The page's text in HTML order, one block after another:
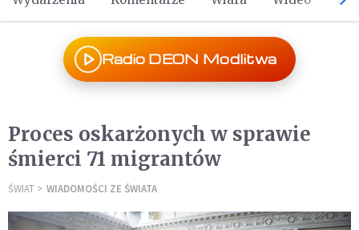
Radio DEON Modlitwa
Proces oskarżonych w sprawie
śmierci 71 migrantów
ŚWIAT WIADOMOŚCI ZE ŚWIATA